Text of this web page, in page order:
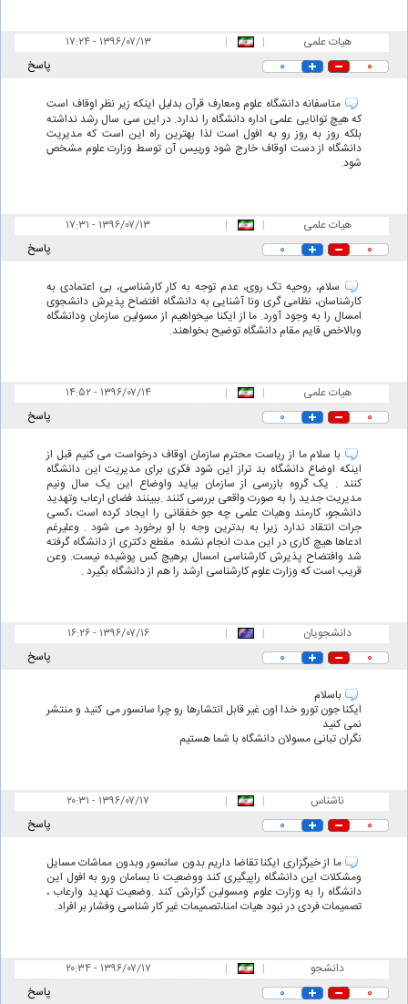
هیات علمی |
| ۱۷:۲۴ - ۱۳۹۶/۰۷/۱۳
۰ ۰ پاسخ
متاسفانه دانشگاه علوم ومعارف قرآن بدلیل اینکه زیر نظر اوقاف است
که هیچ توانایی علمی اداره دانشگاه را ندارد. در این سی سال رشد نداشته
بلکه روز به روز رو به افول است لذا بهترین راه این است که مدیریت
دانشگاه از دست اوقاف خارج شود ورییس آن توسط وزارت علوم مشخص
شود.
هیات علمی |
| ۱۷:۳۱ - ۱۳۹۶/۰۷/۱۳
۰ ۰ پاسخ
سلام، روحیه تک روی، عدم توجه به کار کارشناسی، بی اعتمادی به
کارشناسان، نظامی گری ونا آشنایی به دانشگاه افتضاح پذیرش دانشجوی
امسال را به وجود آورد. ما از ایکنا میخواهیم از مسولین سازمان ودانشگاه
وبالاخص قایم مقام دانشگاه توضیح بخواهند.
هیات علمی |
| ۱۴:۵۲ - ۱۳۹۶/۰۷/۱۴
۰ ۰ پاسخ
با سلام ما از ریاست محترم سازمان اوقاف درخواست می کنیم قبل از
اینکه اوضاع دانشگاه بد تراز این شود فکری برای مدیریت این دانشگاه
کنند . یک گروه بازرسی از سازمان بیاید واوضاع این یک سال ونیم
مدیریت جدید را به صورت واقعی بررسی کنند .ببینند فضای ارعاب وتهدید
دانشجو، کارمند وهیات علمی چه جو خفقانی را ایجاد کرده است ،کسی
جرات انتقاد ندارد زیرا به بدترین وجه با او برخورد می شود . وعلیرغم
ادعاها هیچ کاری در این مدت انجام نشده. مقطع دکتری از دانشگاه گرفته
شد وافتضاح پذیرش کارشناسی امسال برهیچ کس پوشیده نیست. وعن
قریب است که وزارت علوم کارشناسی ارشد را هم از دانشگاه بگیرد .
دانشجویان |
| ۱۶:۲۶ - ۱۳۹۶/۰۷/۱۶
۰ ۰ پاسخ
باسلام
ایکنا جون تورو خدا اون غیر قابل انتشارها رو چرا سانسور می کنید و منتشر
نمی کنید
نگران تبانی مسولان دانشگاه با شما هستیم
ناشناس |
| ۲۰:۳۱ - ۱۳۹۶/۰۷/۱۷
۰ ۰ پاسخ
ما از خبرگزاری ایکنا تقاضا داریم بدون سانسور وبدون مماشات مسایل
ومشکلات این دانشگاه راپیگیری کند ووضعیت نا بسامان ورو به افول این
دانشگاه را به وزارت علوم ومسولین گزارش کند .وضعیت تهدید وارعاب ،
تصمیمات فردی در نبود هیات امنا،تصمیمات غیر کار شناسی وفشار بر افراد.
دانشجو |
| ۲۰:۳۴ - ۱۳۹۶/۰۷/۱۷
۰ ۰ پاسخ